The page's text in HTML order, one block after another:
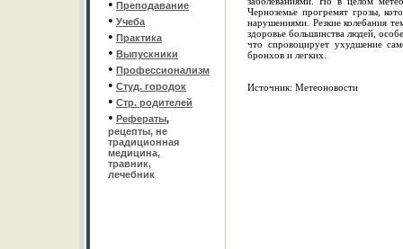
• Преподавание
• Учеба
• Практика
• Выпускники
• Профессионализм
• Студ. городок
• Стр. родителей
• Рефераты,
рецепты, не
традиционная
медицина,
травник,
лечебник
Черноземье прогремят грозы,
нарушениями. Резкие колебания
здоровье большинства людей,
что спровоцирует ухудшение
бронхов и легких.
Источник: Метеоновости